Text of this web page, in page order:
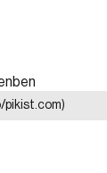
pikist.com)